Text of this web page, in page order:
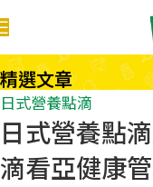
精選文章
日式營養點滴
日式營養點
滴看亞健康